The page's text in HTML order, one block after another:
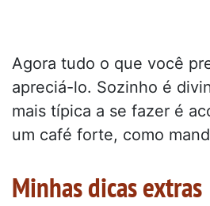
Agora tudo o que você
apreciá-lo. Sozinho é
mais típica a se fazer é
um café forte, como
Minhas dicas extras